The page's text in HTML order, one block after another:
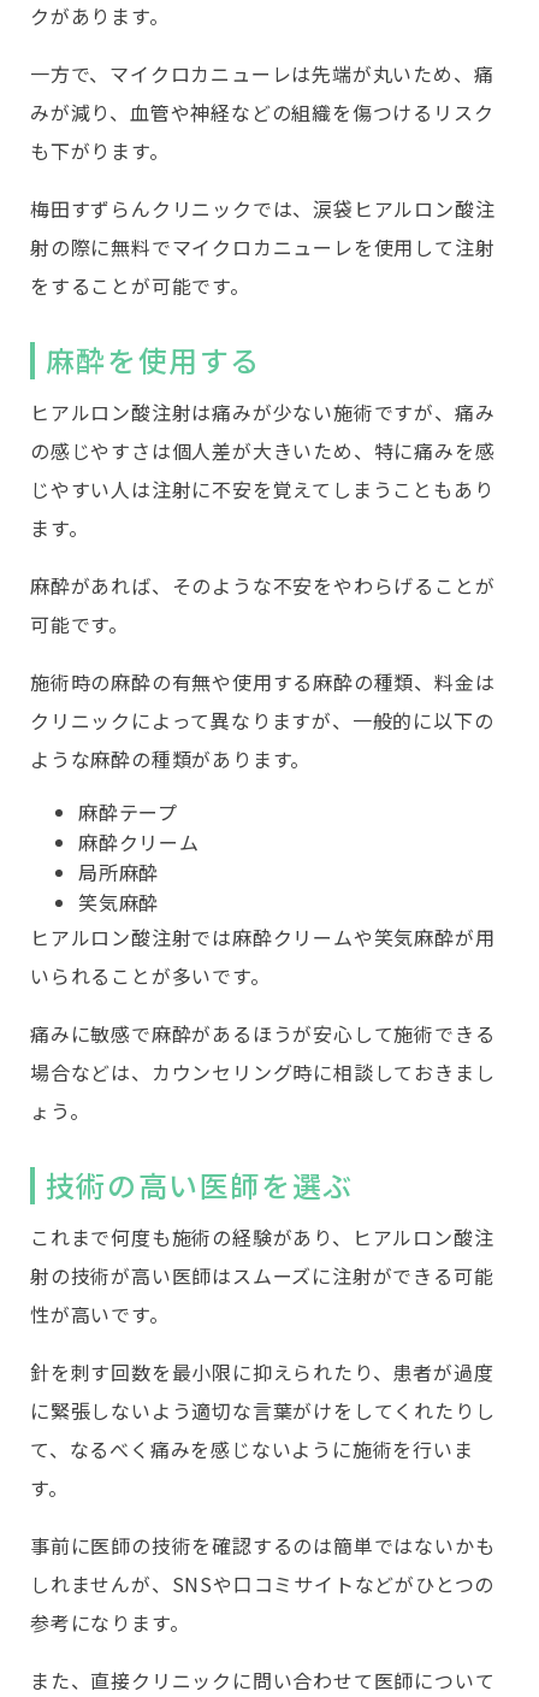
クがあります。
一方で、マイクロカニューレは先端が丸いため、痛
みが減り、血管や神経などの組織を傷つけるリスク
も下がります。
梅田すずらんクリニックでは、涙袋ヒアルロン酸注
射の際に無料でマイクロカニューレを使用して注射
をすることが可能です。
麻酔を使用する
ヒアルロン酸注射は痛みが少ない施術ですが、痛み
の感じやすさは個人差が大きいため、特に痛みを感
じやすい人は注射に不安を覚えてしまうこともあり
ます。
麻酔があれば、そのような不安をやわらげることが
可能です。
施術時の麻酔の有無や使用する麻酔の種類、料金は
クリニックによって異なりますが、一般的に以下の
ような麻酔の種類があります。
麻酔テープ
麻酔クリーム
局所麻酔
笑気麻酔
ヒアルロン酸注射では麻酔クリームや笑気麻酔が用
いられることが多いです。
痛みに敏感で麻酔があるほうが安心して施術できる
場合などは、カウンセリング時に相談しておきまし
ょう。
技術の高い医師を選ぶ
これまで何度も施術の経験があり、ヒアルロン酸注
射の技術が高い医師はスムーズに注射ができる可能
性が高いです。
針を刺す回数を最小限に抑えられたり、患者が過度
に緊張しないよう適切な言葉がけをしてくれたりし
て、なるべく痛みを感じないように施術を行いま
す。
事前に医師の技術を確認するのは簡単ではないかも
しれませんが、SNSや口コミサイトなどがひとつの
参考になります。
また、直接クリニックに問い合わせて医師について